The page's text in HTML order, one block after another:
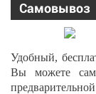
Самовывоз
Удобный,
Вы можете